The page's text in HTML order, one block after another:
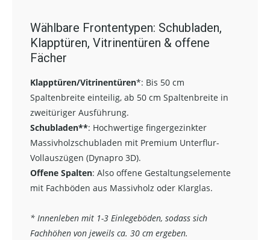
Wählbare Frontentypen: Schubladen,
Klapptüren, Vitrinentüren & offene
Fächer
Klapptüren/Vitrinentüren*: Bis 50 cm
Spaltenbreite einteilig, ab 50 cm Spaltenbreite in
zweitüriger Ausführung.
Schubladen**: Hochwertige fingergezinkter
Massivholzschubladen mit Premium Unterflur-
Vollauszügen (Dynapro 3D).
Offene Spalten: Also offene Gestaltungselemente
mit Fachböden aus Massivholz oder Klarglas.
* Innenleben mit 1-3 Einlegeböden, sodass sich
Fachhöhen von jeweils ca. 30 cm ergeben.